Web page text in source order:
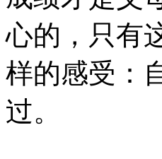
心的，只有
样的感受：
过。